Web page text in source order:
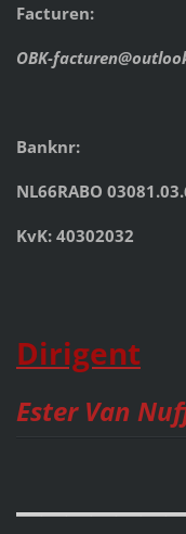
Facturen:
OBK-
Banknr:
NL66RABO
KvK: 40302032
Dirigent
Ester Van